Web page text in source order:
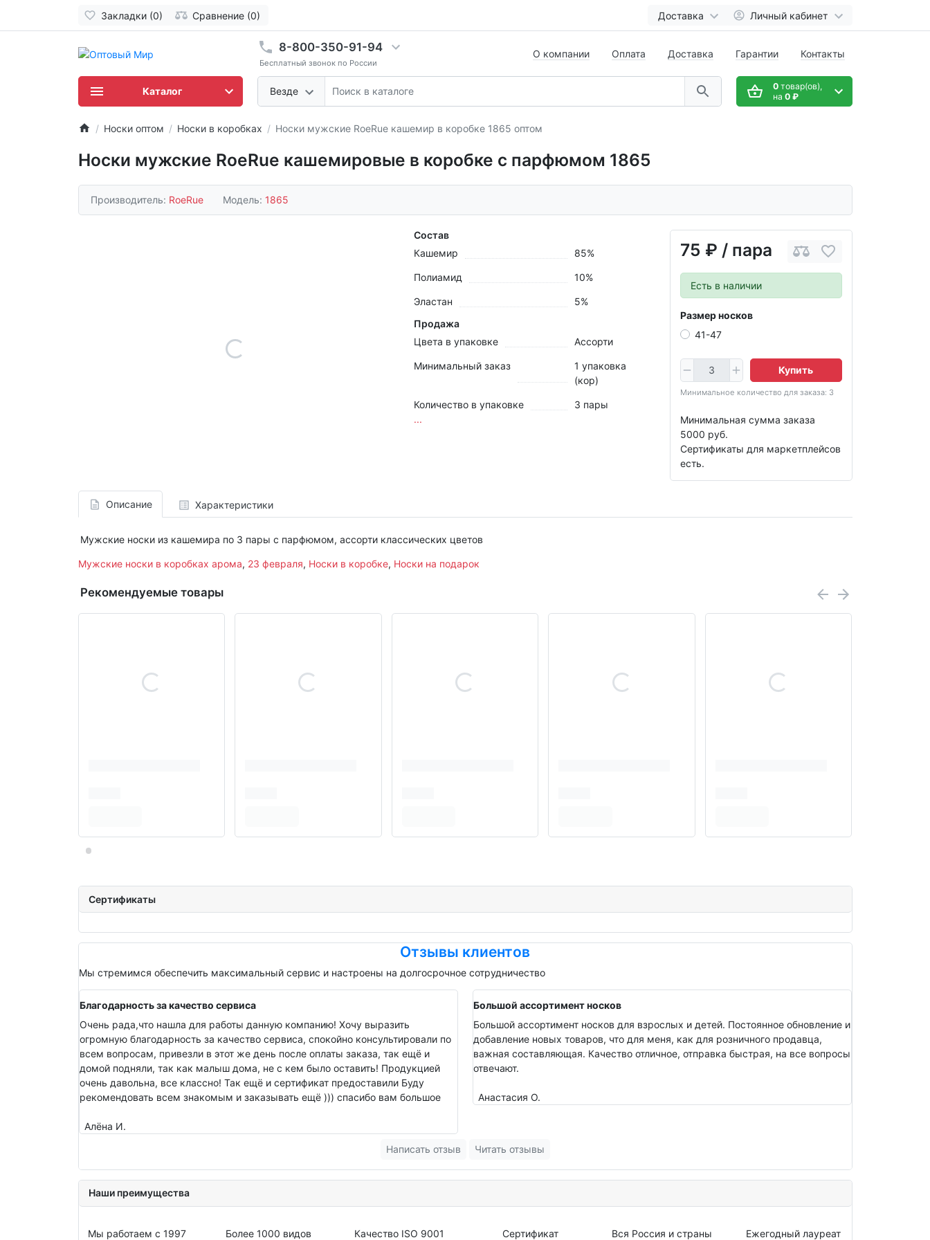
Закладки (0) Сравнение (0) Доставка Личный кабинет
8-800-350-91-94
Бесплатный звонок по России
Везде
О компании Оплата Доставка Гарантии Контакты
0товар(ов),
на 0 ₽
Каталог
Носки оптом Носки в коробках Носки мужские RoeRue кашемир в коробке 1865 оптом
Носки мужские RoeRue кашемировые в коробке с парфюмом 1865
Производитель: RoeRue Модель: 1865
75 ₽ / пара
Есть в наличии
Размер носков
41-47
Купить
Минимальное количество для заказа: 3
Минимальная сумма заказа
5000 руб.
Сертификаты для маркетплейсов
есть.
Состав
Кашемир
85%
Полиамид 10%
Эластан
5%
Продажа
Цвета в упаковке
Ассорти
Минимальный заказ
1 упаковка
(кор)
Количество в упаковке
3 пары
...
Описание Характеристики
Мужские носки из кашемира по 3 пары с парфюмом, ассорти классических цветов
Мужские носки в коробках арома, 23 февраля, Носки в коробке, Носки на подарок
Рекомендуемые товары
Сертификаты
Отзывы клиентов
Мы стремимся обеспечить максимальный сервис и настроены на долгосрочное сотрудничество
Благодарность за качество сервиса
Очень рада,что нашла для работы данную компанию! Хочу выразить
огромную благодарность за качество сервиса, спокойно консультировали по
всем вопросам, привезли в этот же день после оплаты заказа, так ещё и
домой подняли, так как малыш дома, не с кем было оставить! Продукцией
очень давольна, все классно! Так ещё и сертификат предоставили Буду
рекомендовать всем знакомым и заказывать ещё ))) спасибо вам большое
Алёна И.
Большой ассортимент носков
Большой ассортимент носков для взрослых и детей. Постоянное обновление и
добавление новых товаров, что для меня, как для розничного продавца,
важная составляющая. Качество отличное, отправка быстрая, на все вопросы
отвечают.
Анастасия О.
Написать отзыв Читать отзывы
Наши преимущества
Мы работаем с 1997 Более 1000 видов Качество ISO 9001 Сертификат Вся Россия и страны Ежегодный лауреат